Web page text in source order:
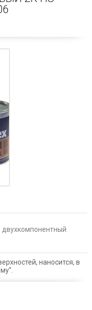
двухкомпонентный
наносится, в